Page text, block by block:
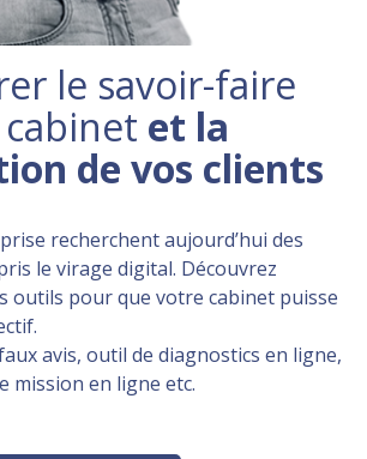
le savoir-faire
et la
de vos clients
recherchent aujourd’hui des
le virage digital. Découvrez
outils pour que votre cabinet puisse
avis, outil de diagnostics en ligne,
mission en ligne etc.